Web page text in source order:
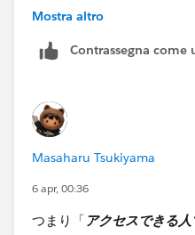
もう少しお時間いただける
ブックマークをシェアして
のです。
ったことを言うはずがな
いたしました。
もう少し細かく背景を示し
Tableau Desktop は、当然
がインストールされている
報にしかアクセスしてい
Mostra altro
Contrassegna come
Masaharu Tsukiyama
6 apr, 00:36
つまり「 アクセスできる